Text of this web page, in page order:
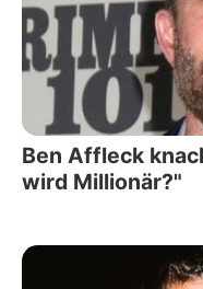
Ben Affleck
wird Millionär?"